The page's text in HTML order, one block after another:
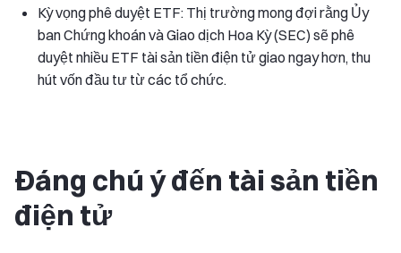
Kỳ vọng phê duyệt ETF: Thị trường mong đợi rằng Ủy
ban Chứng khoán và Giao dịch Hoa Kỳ (SEC) sẽ phê
duyệt nhiều ETF tài sản tiền điện tử giao ngay hơn, thu
hút vốn đầu tư từ các tổ chức.
Đáng chú ý đến tài sản tiền
điện tử